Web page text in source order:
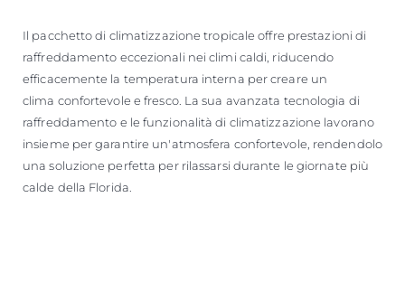
Il pacchetto di climatizzazione tropicale offre prestazioni di
raffreddamento eccezionali nei climi caldi, riducendo
efficacemente la temperatura interna per creare un
clima confortevole e fresco. La sua avanzata tecnologia di
raffreddamento e le funzionalità di climatizzazione lavorano
insieme per garantire un'atmosfera confortevole, rendendolo
una soluzione perfetta per rilassarsi durante le giornate più
calde della Florida.